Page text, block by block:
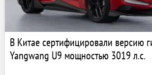
В Китае сертифицировали версию
Yangwang U9 мощностью 3019 л.с.